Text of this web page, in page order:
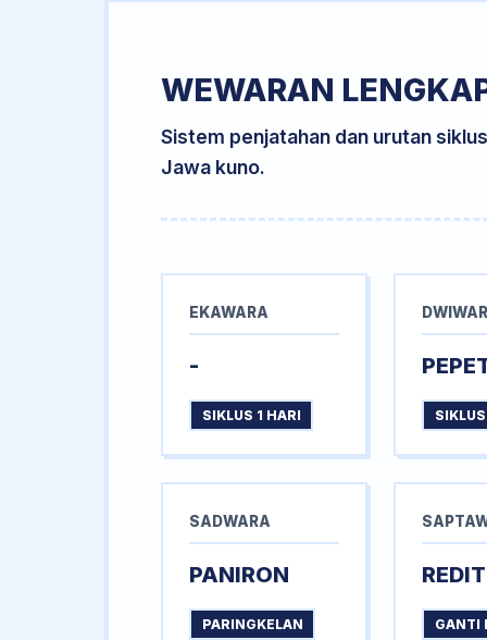
WEWARAN
Sistem penjatahan dan urutan
Jawa kuno.
EKAWARA
-
SIKLUS 1 HARI
SADWARA
PANIRON
PARINGKELAN GANTI